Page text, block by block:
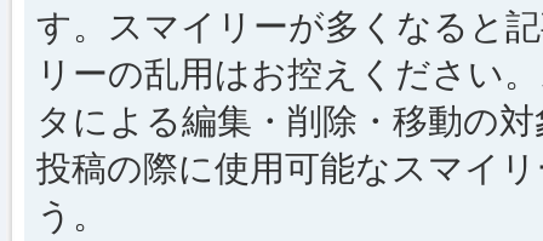
す。スマイリーが多くなると
リーの乱用はお控えください
タによる編集・削除・移動の
投稿の際に使用可能なスマイ
う。